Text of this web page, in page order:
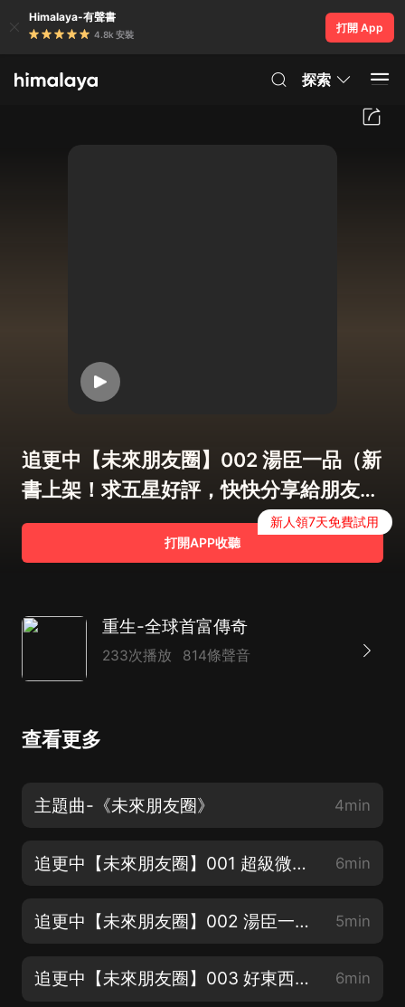
Himalaya-有聲書
4.8k 安裝
打開 App
探索
追更中【未來朋友圈】002 湯臣一品（新
書上架！求五星好評，快快分享給朋友們
吧）
打開APP收聽
新人領7天免費試用
重生-全球首富傳奇
233次播放 814條聲音
查看更多
主題曲-《未來朋友圈》 4min
追更中【未來朋友圈】001 超級微信（新書上架！寶子們，訂閱分享 五星好評 投月票！） 6min
追更中【未來朋友圈】002 湯臣一品（新書上架！求五星好評，快快分享給朋友們吧） 5min
追更中【未來朋友圈】003 好東西（新書上架！甩出月票來砸我吧！） 6min